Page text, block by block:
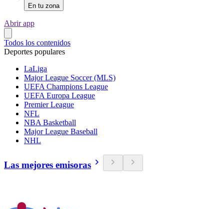
En tu zona
Abrir app
Todos los contenidos
Deportes populares
LaLiga
Major League Soccer (MLS)
UEFA Champions League
UEFA Europa League
Premier League
NFL
NBA Basketball
Major League Baseball
NHL
Las mejores emisoras